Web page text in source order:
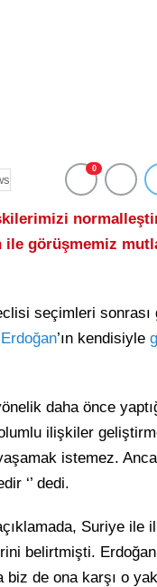
0
ile görüşmemiz
seçimleri sonrası
’ın kendisiyle
daha önce
ilişkiler
istemez.
‘’ dedi.
Suriye
belirtmişti.
biz de ona karşı o